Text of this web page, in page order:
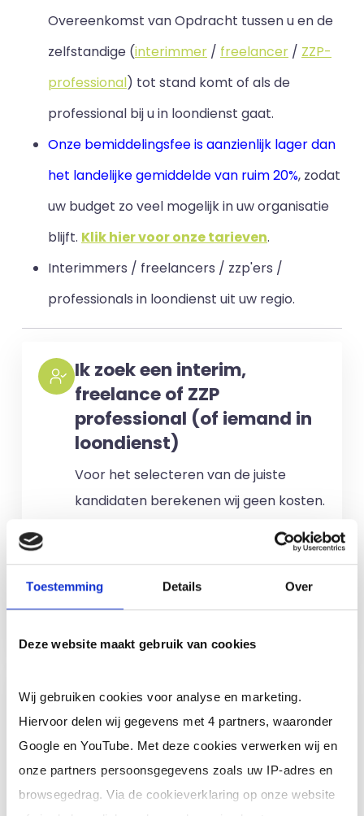
Toestemming Details Over
Deze website maakt gebruik van cookies
Wij gebruiken cookies voor analyse en marketing.
Hiervoor delen wij gegevens met 4 partners, waaronder
Google en YouTube. Met deze cookies verwerken wij en
onze partners persoonsgegevens zoals uw IP-adres en
browsegedrag. Via de cookieverklaring op onze website
Overeenkomst van Opdracht tussen u en de
zelfstandige (interimmer / freelancer / ZZP-
professional) tot stand komt of als de
professional bij u in loondienst gaat.
Onze bemiddelingsfee is aanzienlijk lager dan
het landelijke gemiddelde van ruim 20%, zodat
uw budget zo veel mogelijk in uw organisatie
blijft. Klik hier voor onze tarieven.
Interimmers / freelancers / zzp'ers /
professionals in loondienst uit uw regio.
Ik zoek een interim,
freelance of ZZP
professional (of iemand in
loondienst)
Voor het selecteren van de juiste
kandidaten berekenen wij geen kosten.
alleen gemaakt als een professional
voor u aan de slag gaat.
Ik ben een interim,
freelance of ZZP
professional (of ik wil in
loondienst)
Je schrijft je in door jouw cv te